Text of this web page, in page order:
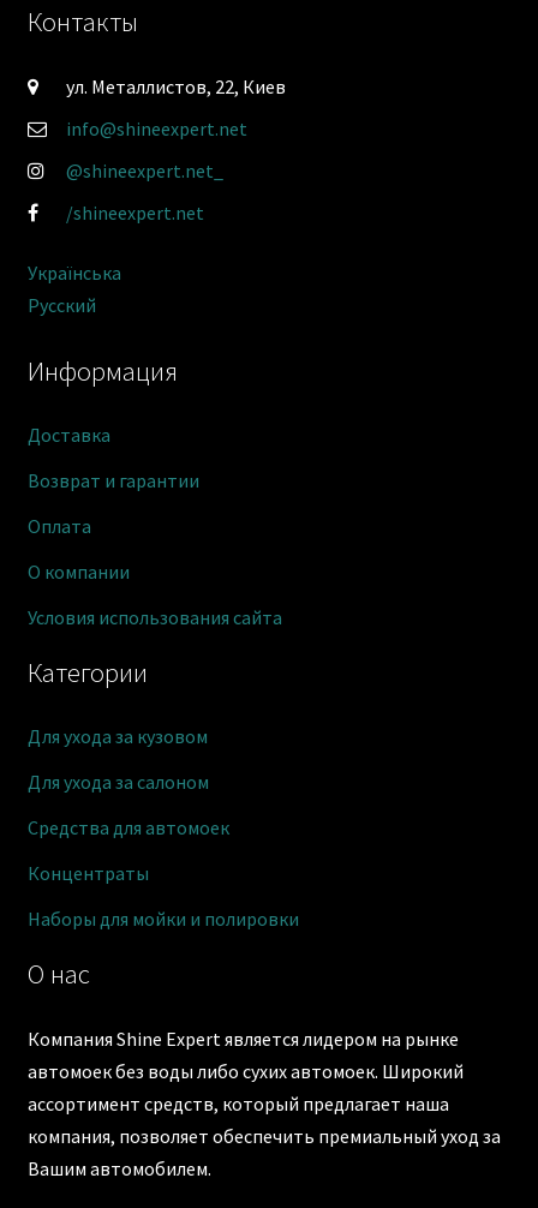
О нас
Компания Shine Expert является лидером на рынке
автомоек без воды либо сухих автомоек. Широкий
ассортимент средств, который предлагает наша
компания, позволяет обеспечить премиальный уход за
Вашим автомобилем.
Категории
Для ухода за кузовом
Для ухода за салоном
Средства для автомоек
Концентраты
Наборы для мойки и полировки
Информация
Доставка
Возврат и гарантии
Оплата
О компании
Условия использования сайта
Контакты
ул. Металлистов, 22, Киев
info@shineexpert.net
@shineexpert.net_
/shineexpert.net
Українська
Русский